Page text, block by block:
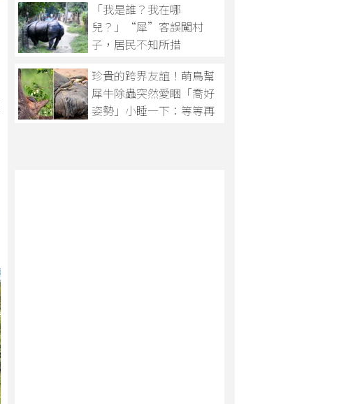
「我是誰？我在哪
兒？」“犀”客誤闖村
子，居民不知所措
珍貴的跨界友誼！萌鳥幫
犀牛除蟲突然愛睏「喬好
姿勢」小睡一下：等等再